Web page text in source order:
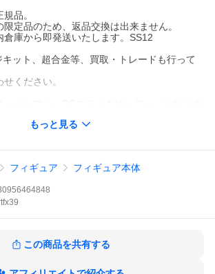
品。
定品のため、返品交換は出来ません。
倉庫から即発送いたします。SS12
ット、超合金等、買取・トレードも行って
ください。
もっと見る
フィギュア フィギュア本体
この商品を共有する